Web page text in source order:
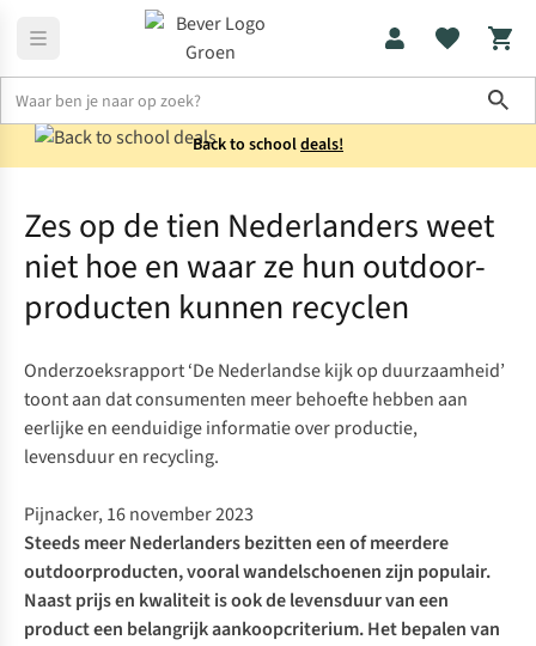
Back to schooldeals!
Zes op de tien Nederlanders weet
niet hoe en waar ze hun outdoor-
producten kunnen recyclen
Onderzoeksrapport ‘De Nederlandse kijk op duurzaamheid’
toont aan dat consumenten meer behoefte hebben aan
eerlijke en eenduidige informatie over productie,
levensduur en recycling.
Pijnacker, 16 november 2023
Steeds meer Nederlanders bezitten een of meerdere
outdoorproducten, vooral wandelschoenen zijn populair.
Naast prijs en kwaliteit is ook de levensduur van een
product een belangrijk aankoopcriterium. Het bepalen van